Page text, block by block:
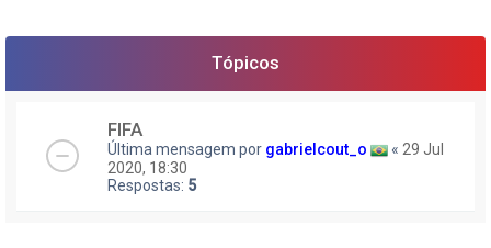
Tópicos
FIFA
Última mensagem por gabrielcout_o « 29 Jul
2020, 18:30
Respostas: 5